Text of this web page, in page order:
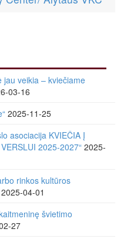
jau veikia – kviečiame
03-16
2025-11-25
asociacija KVIEČIA Į
2025-2027“ 2025-
rinkos kultūros
2025-04-01
švietimo
27